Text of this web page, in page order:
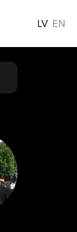
LV EN